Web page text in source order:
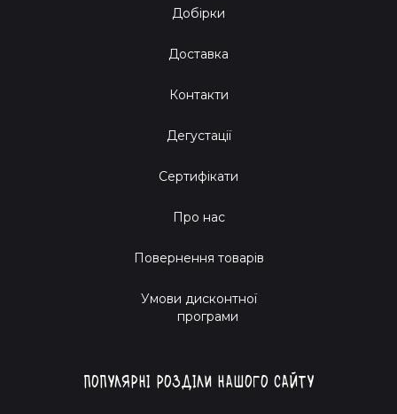
Добірки
Доставка
Контакти
Дегустації
Сертифікати
Про нас
Повернення товарів
Умови дисконтної
програми
Популярні розділи нашого сайту